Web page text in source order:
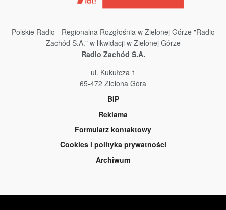
Polskie Radio - Regionalna Rozgłośnia w Zielonej Górze "Radio
Zachód S.A." w likwidacji w Zielonej Górze
Radio Zachód S.A.
ul. Kukułcza 1
65-472 Zielona Góra
BIP
Reklama
Formularz kontaktowy
Cookies i polityka prywatności
Archiwum